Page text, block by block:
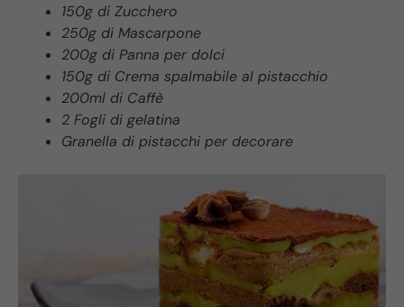
150g di Zucchero
250g di Mascarpone
200g di Panna per dolci
150g di Crema spalmabile al pistacchio
200ml di Caffè
2 Fogli di gelatina
Granella di pistacchi per decorare